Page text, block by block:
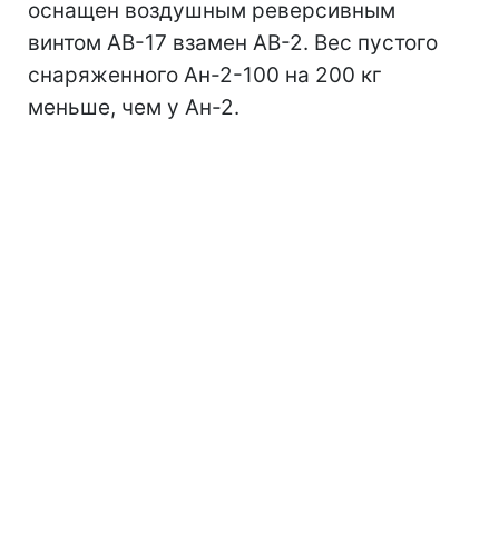
оснащен воздушным реверсивным
винтом АВ-17 взамен АВ-2. Вес пустого
снаряженного Ан-2-100 на 200 кг
меньше, чем у Ан-2.